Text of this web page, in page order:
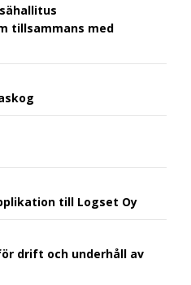
tillsammans med
till Logset Oy
drift och underhåll av